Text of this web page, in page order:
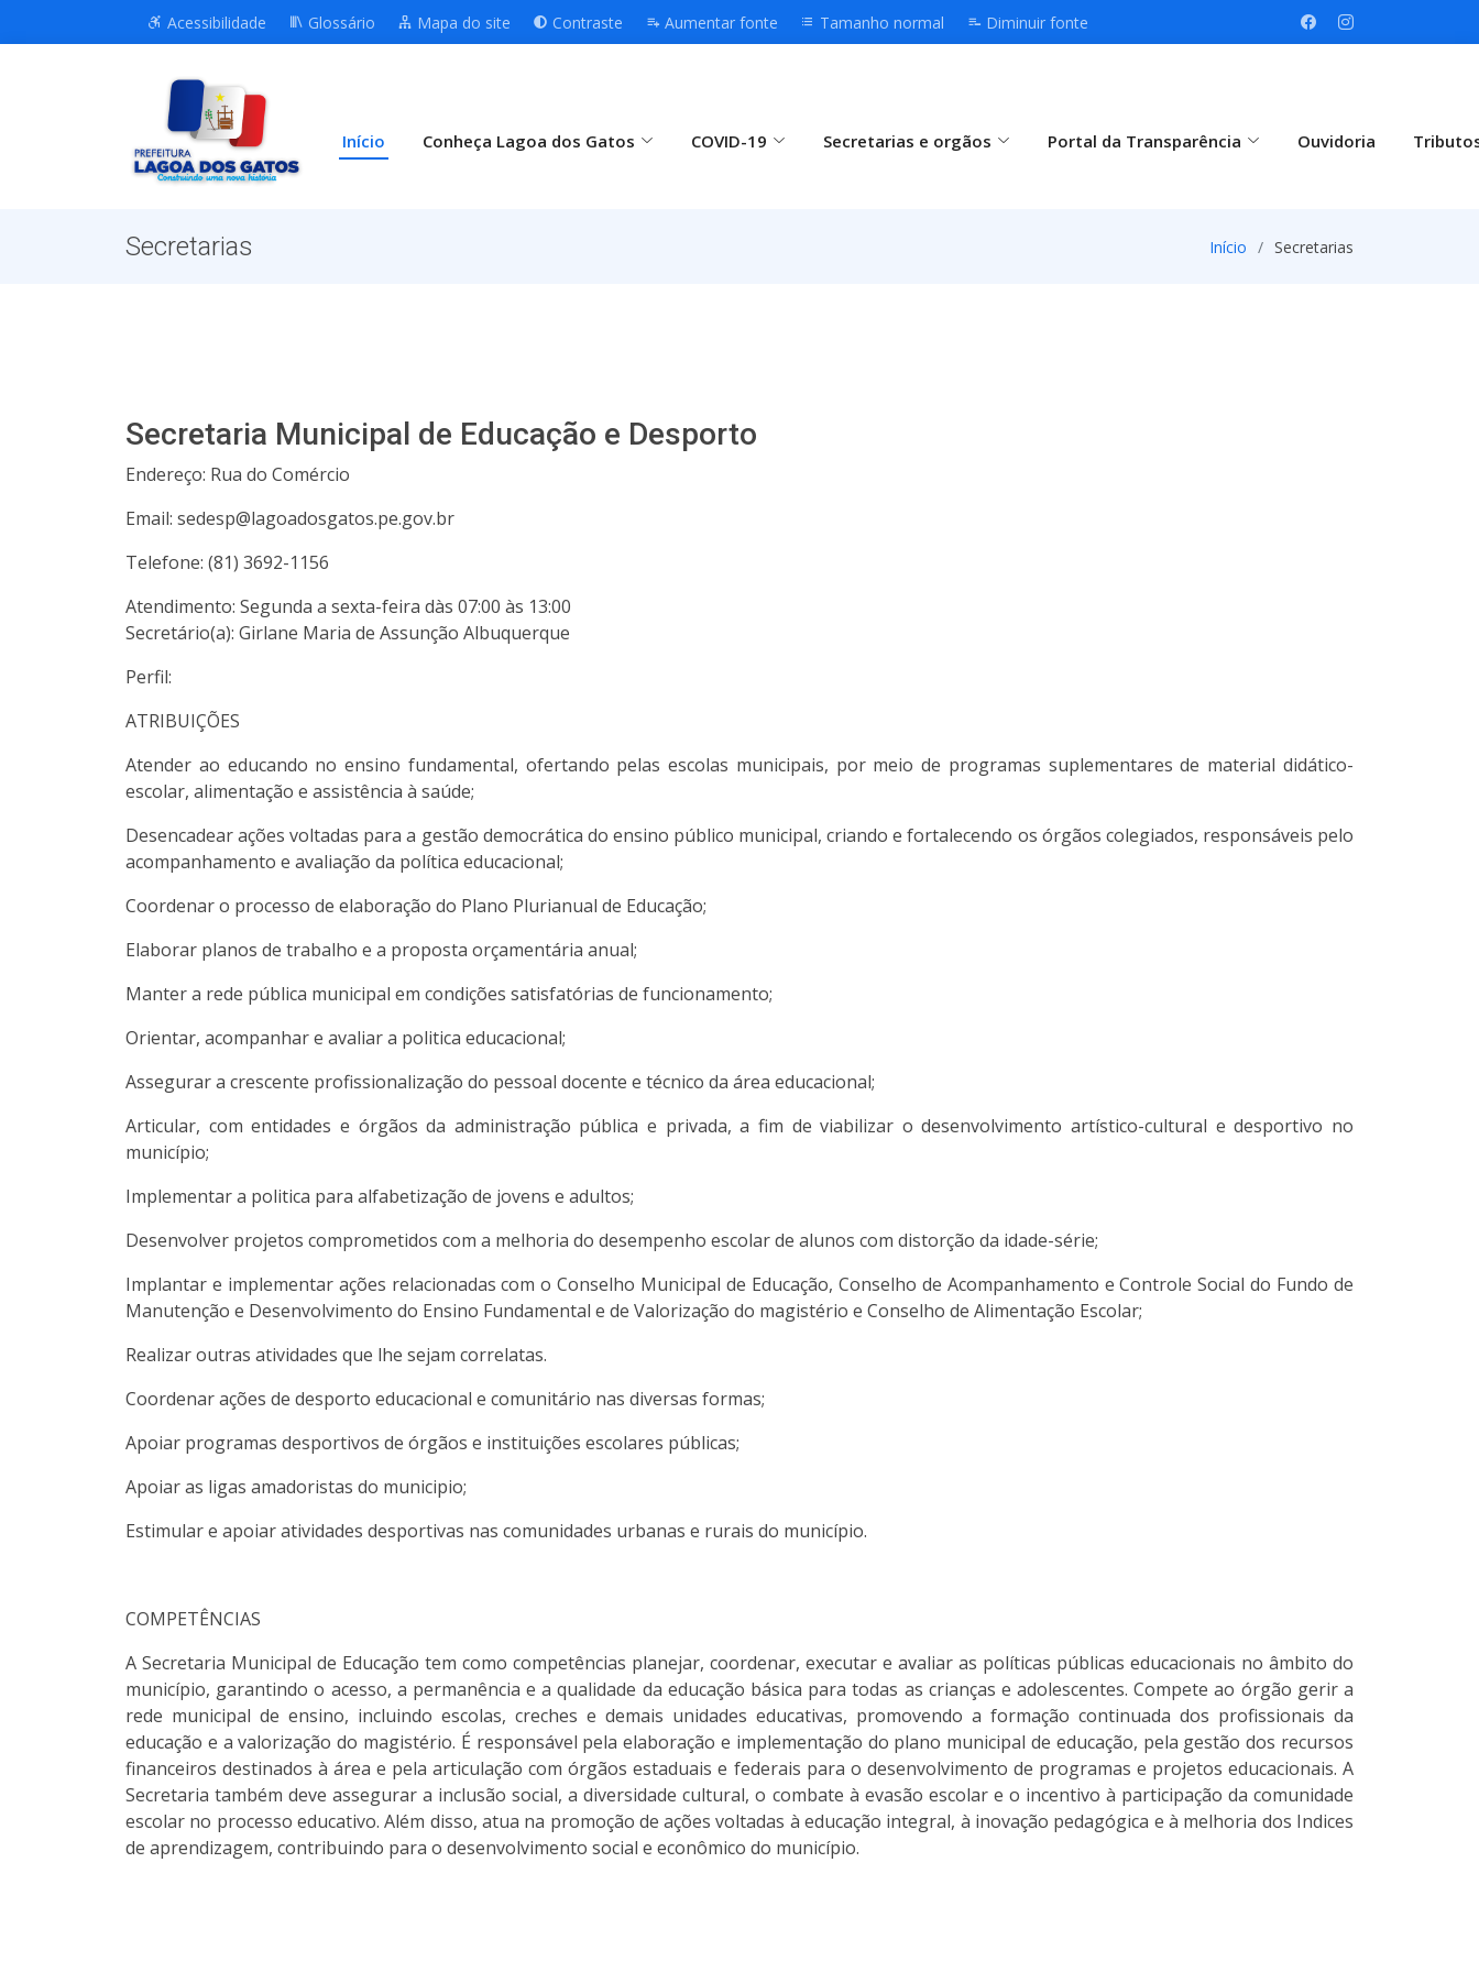
Acessibilidade Glossário Mapa do site Contraste Aumentar fonte Tamanho normal Diminuir fonte
Início Conheça Lagoa dos Gatos COVID-19 Secretarias e orgãos Portal da Transparência Ouvidoria
Secretarias Início Secretarias
Secretaria Municipal de Educação e Desporto
Endereço: Rua do Comércio
Email: sedesp@lagoadosgatos.pe.gov.br
Telefone: (81) 3692-1156
Atendimento: Segunda a sexta-feira dàs 07:00 às 13:00
Secretário(a): Girlane Maria de Assunção Albuquerque
Perfil:
ATRIBUIÇÕES
Atender ao educando no ensino fundamental, ofertando pelas escolas municipais, por meio de programas suplementares de material didático-
escolar, alimentação e assistência à saúde;
Desencadear ações voltadas para a gestão democrática do ensino público municipal, criando e fortalecendo os órgãos colegiados, responsáveis pelo
acompanhamento e avaliação da política educacional;
Coordenar o processo de elaboração do Plano Plurianual de Educação;
Elaborar planos de trabalho e a proposta orçamentária anual;
Manter a rede pública municipal em condições satisfatórias de funcionamento;
Orientar, acompanhar e avaliar a politica educacional;
Assegurar a crescente profissionalização do pessoal docente e técnico da área educacional;
Articular, com entidades e órgãos da administração pública e privada, a fim de viabilizar o desenvolvimento artístico-cultural e desportivo no
município;
Implementar a politica para alfabetização de jovens e adultos;
Desenvolver projetos comprometidos com a melhoria do desempenho escolar de alunos com distorção da idade-série;
Implantar e implementar ações relacionadas com o Conselho Municipal de Educação, Conselho de Acompanhamento e Controle Social do Fundo de
Manutenção e Desenvolvimento do Ensino Fundamental e de Valorização do magistério e Conselho de Alimentação Escolar;
Realizar outras atividades que lhe sejam correlatas.
Coordenar ações de desporto educacional e comunitário nas diversas formas;
Apoiar programas desportivos de órgãos e instituições escolares públicas;
Apoiar as ligas amadoristas do municipio;
Estimular e apoiar atividades desportivas nas comunidades urbanas e rurais do município.
COMPETÊNCIAS
A Secretaria Municipal de Educação tem como competências planejar, coordenar, executar e avaliar as políticas públicas educacionais no âmbito do
município, garantindo o acesso, a permanência e a qualidade da educação básica para todas as crianças e adolescentes. Compete ao órgão gerir a
rede municipal de ensino, incluindo escolas, creches e demais unidades educativas, promovendo a formação continuada dos profissionais da
educação e a valorização do magistério. É responsável pela elaboração e implementação do plano municipal de educação, pela gestão dos recursos
financeiros destinados à área e pela articulação com órgãos estaduais e federais para o desenvolvimento de programas e projetos educacionais. A
Secretaria também deve assegurar a inclusão social, a diversidade cultural, o combate à evasão escolar e o incentivo à participação da comunidade
escolar no processo educativo. Além disso, atua na promoção de ações voltadas à educação integral, à inovação pedagógica e à melhoria dos Indices
de aprendizagem, contribuindo para o desenvolvimento social e econômico do município.